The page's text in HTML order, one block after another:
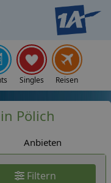
Singles Reisen
Pölich
Anbieten
Filtern